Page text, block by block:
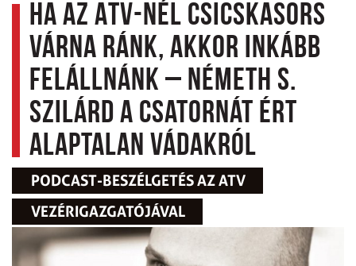
Ha az ATV-nél csicskasors
várna ránk, akkor inkább
felállnánk – Németh S.
Szilárd a csatornát ért
alaptalan vádakról
PODCAST-BESZÉLGETÉS AZ ATV
VEZÉRIGAZGATÓJÁVAL